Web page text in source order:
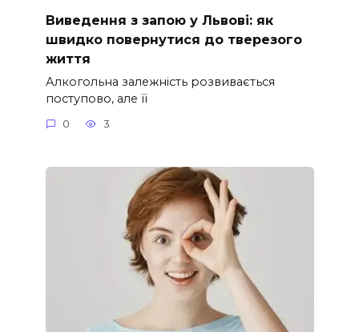
Виведення з запою у Львові: як
швидко повернутися до тверезого
життя
Алкогольна залежність розвивається
поступово, але її
0 3